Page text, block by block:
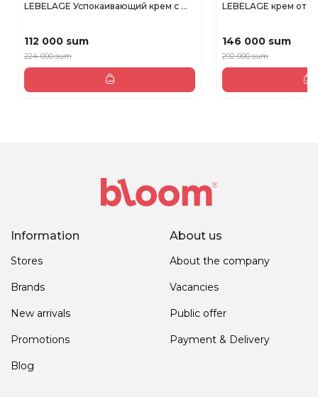
LEBELAGE Успокаивающий крем с ...
112 000 sum
224 000 sum
LEBELAGE крем от
146 000 sum
292 000 sum
Information
Stores
Brands
New arrivals
Promotions
Blog
About us
About the company
Vacancies
Public offer
Payment & Delivery